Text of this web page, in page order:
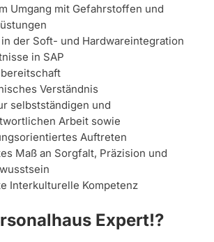
Umgang mit Gefahrstoffen und
der Soft- und Hardwareintegration
in SAP
Verständnis
selbstständigen und
Arbeit sowie
Auftreten
Maß an Sorgfalt, Präzision und
Interkulturelle Kompetenz
Expert!?